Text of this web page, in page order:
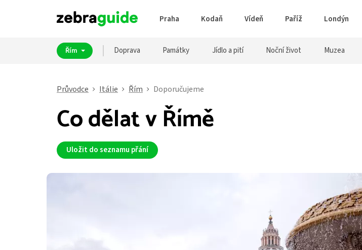
Praha Kodaň Vídeň Paříž Londýn
Řím Doprava Památky Jídlo a pití Noční život Muzea
Průvodce Itálie Řím Doporučujeme
Co dělat v Římě
Uložit do seznamu přání